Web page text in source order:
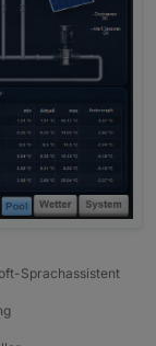
Sprachassistent